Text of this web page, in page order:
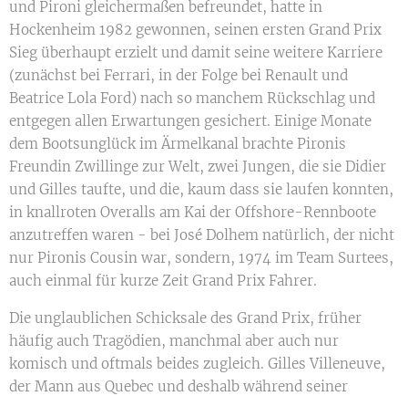
und Pironi gleichermaßen befreundet, hatte in
Hockenheim 1982 gewonnen, seinen ersten Grand Prix
Sieg überhaupt erzielt und damit seine weitere Karriere
(zunächst bei Ferrari, in der Folge bei Renault und
Beatrice Lola Ford) nach so manchem Rückschlag und
entgegen allen Erwartungen gesichert. Einige Monate
dem Bootsunglück im Ärmelkanal brachte Pironis
Freundin Zwillinge zur Welt, zwei Jungen, die sie Didier
und Gilles taufte, und die, kaum dass sie laufen konnten,
in knallroten Overalls am Kai der Offshore-Rennboote
anzutreffen waren - bei José Dolhem natürlich, der nicht
nur Pironis Cousin war, sondern, 1974 im Team Surtees,
auch einmal für kurze Zeit Grand Prix Fahrer.
Die unglaublichen Schicksale des Grand Prix, früher
häufig auch Tragödien, manchmal aber auch nur
komisch und oftmals beides zugleich. Gilles Villeneuve,
der Mann aus Quebec und deshalb während seiner